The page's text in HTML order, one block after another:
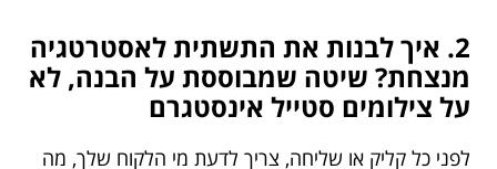
2. איך לבנות את התשתית לאסטרטגיה
מנצחת? שיטה שמבוססת על הבנה, לא
על צילומים סטייל אינסטגרם
לפני כל קליק או שליחה, צריך לדעת מי הלקוח שלך, מה